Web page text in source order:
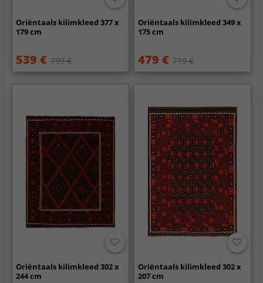
Oriëntaals kilimkleed 377 x
179 cm
539 € 799 €
Oriëntaals kilimkleed 349 x
175 cm
479 € 719 €
Oriëntaals kilimkleed 302 x
244 cm
Oriëntaals kilimkleed 302 x
207 cm